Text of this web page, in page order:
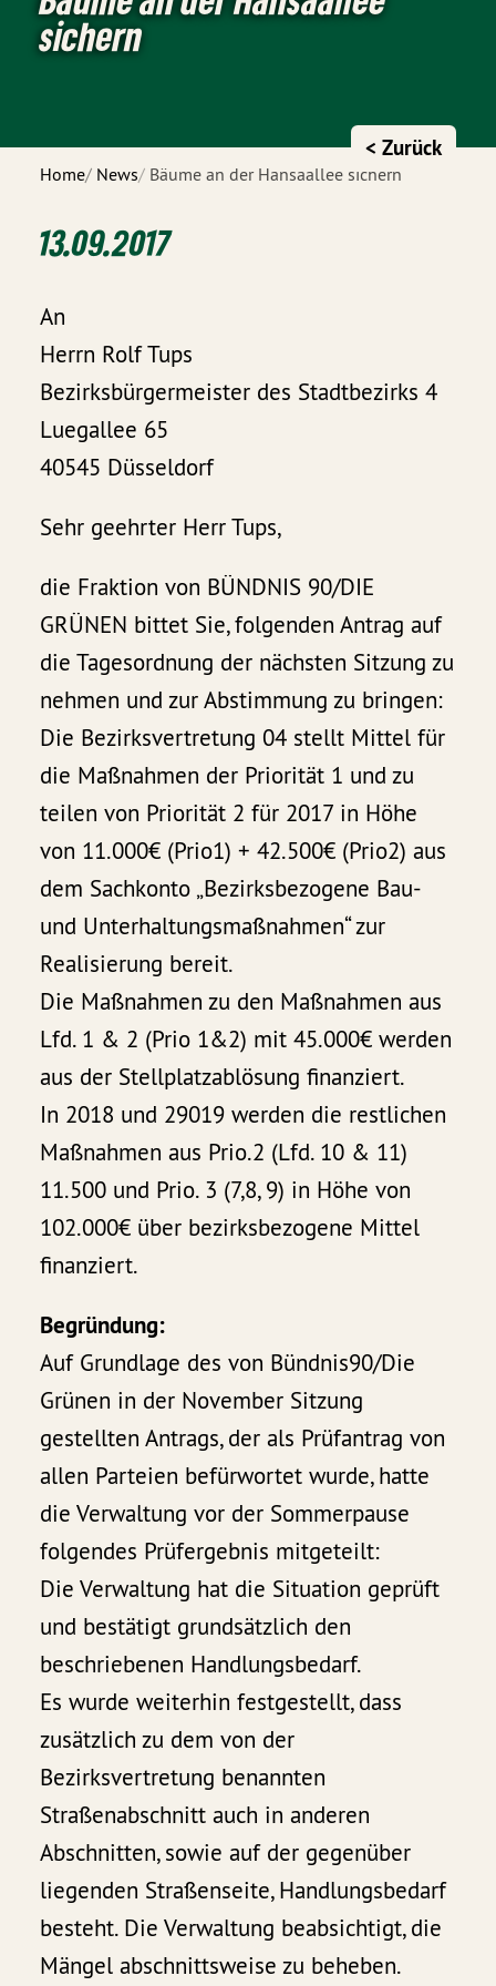
sichern
Home News Bäume an der Hansaallee sichern
< Zurück
13.09.2017
An
Herrn Rolf Tups
Bezirksbürgermeister des Stadtbezirks 4
Luegallee 65
40545 Düsseldorf
Sehr geehrter Herr Tups,
die Fraktion von BÜNDNIS 90/DIE
GRÜNEN bittet Sie, folgenden Antrag auf
die Tagesordnung der nächsten Sitzung zu
nehmen und zur Abstimmung zu bringen:
Die Bezirksvertretung 04 stellt Mittel für
die Maßnahmen der Priorität 1 und zu
teilen von Priorität 2 für 2017 in Höhe
von 11.000€ (Prio1) + 42.500€ (Prio2) aus
dem Sachkonto „Bezirksbezogene Bau-
und Unterhaltungsmaßnahmen“ zur
Realisierung bereit.
Die Maßnahmen zu den Maßnahmen aus
Lfd. 1 & 2 (Prio 1&2) mit 45.000€ werden
aus der Stellplatzablösung finanziert.
In 2018 und 29019 werden die restlichen
Maßnahmen aus Prio.2 (Lfd. 10 & 11)
11.500 und Prio. 3 (7,8, 9) in Höhe von
102.000€ über bezirksbezogene Mittel
finanziert.
Begründung:
Auf Grundlage des von Bündnis90/Die
Grünen in der November Sitzung
gestellten Antrags, der als Prüfantrag von
allen Parteien befürwortet wurde, hatte
die Verwaltung vor der Sommerpause
folgendes Prüfergebnis mitgeteilt:
Die Verwaltung hat die Situation geprüft
und bestätigt grundsätzlich den
beschriebenen Handlungsbedarf.
Es wurde weiterhin festgestellt, dass
zusätzlich zu dem von der
Bezirksvertretung benannten
Straßenabschnitt auch in anderen
Abschnitten, sowie auf der gegenüber
liegenden Straßenseite, Handlungsbedarf
besteht. Die Verwaltung beabsichtigt, die
Mängel abschnittsweise zu beheben.